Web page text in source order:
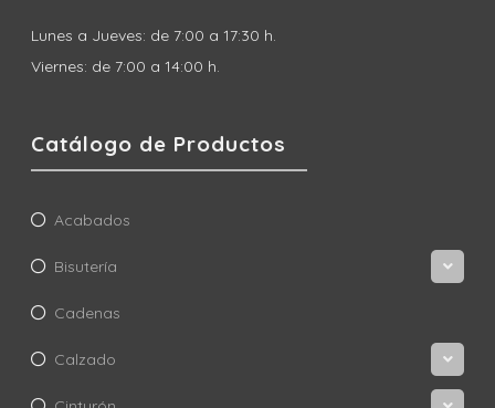
Lunes a Jueves: de 7:00 a 17:30 h.
Viernes: de 7:00 a 14:00 h.
Catálogo de Productos
Acabados
Bisutería
Cadenas
Calzado